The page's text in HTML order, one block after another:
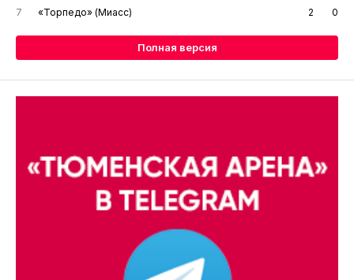
7
«Торпедо» (Миасс) 2 0
Полная версия